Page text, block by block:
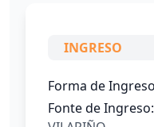
INGRESO
Forma de
Fonte de Ingreso: